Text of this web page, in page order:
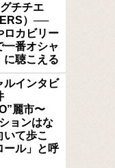
チチエ
）──
ロカビリー
一番オシャ
に聴こえる
ルインタビ
麗市〜
ョンはな
て歩こ
ール」と呼